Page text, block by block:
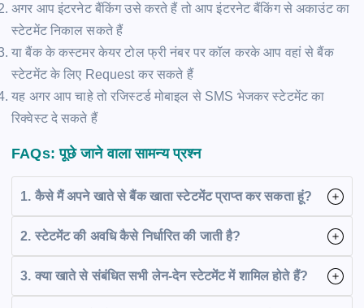
अगर आप इंटरनेट बैंकिंग उसे करते हैं तो आप इंटरनेट बैंकिंग से अकाउंट का
स्टेटमेंट निकाल सकते हैं
या बैंक के कस्टमर केयर टोल फ्री नंबर पर कॉल करके आप वहां से बैंक
स्टेटमेंट के लिए Request कर सकते हैं
यह अगर आप चाहे तो रजिस्टर्ड मोबाइल से SMS भेजकर स्टेटमेंट का
रिक्वेस्ट दे सकते हैं
FAQs: पूछे जाने वाला सामन्य प्रश्न
1. कैसे मैं अपने खाते से बैंक खाता स्टेटमेंट प्राप्त कर सकता हूं?
2. स्टेटमेंट की अवधि कैसे निर्धारित की जाती है?
3. क्या खाते से संबंधित सभी लेन-देन स्टेटमेंट में शामिल होते हैं?